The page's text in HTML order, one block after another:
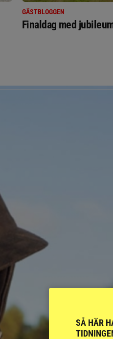
GÄSTBLOGGEN
Finaldag med
SÅ HÄR